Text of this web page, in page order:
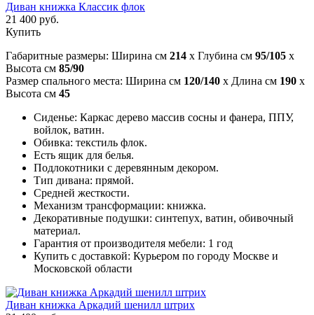
Диван книжка Классик флок
21 400 руб.
Купить
Габаритные размеры: Ширина см 214 x Глубина см 95/105 x
Высота см 85/90
Размер спального места: Ширина см 120/140 x Длина см 190 x
Высота см 45
Сиденье: Каркас дерево массив сосны и фанера, ППУ,
войлок, ватин.
Обивка: текстиль флок.
Есть ящик для белья.
Подлокотники с деревянным декором.
Тип дивана: прямой.
Средней жесткости.
Механизм трансформации: книжка.
Декоративные подушки: синтепух, ватин, обивочный
материал.
Гарантия от производителя мебели: 1 год
Купить с доставкой: Курьером по городу Москве и
Московской области
Диван книжка Аркадий шенилл штрих